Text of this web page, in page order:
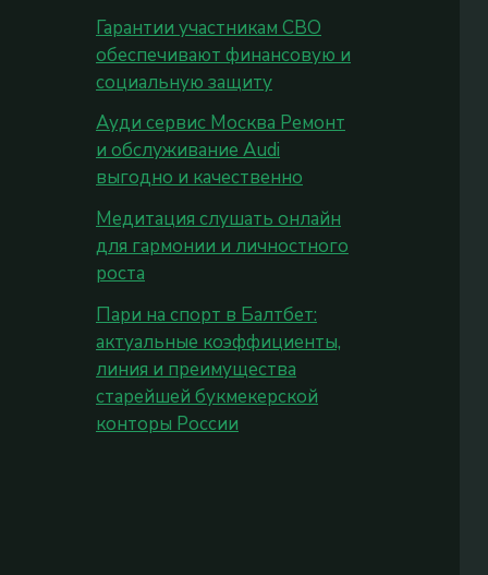
Гарантии участникам СВО
обеспечивают финансовую и
социальную защиту
Ауди сервис Москва Ремонт
и обслуживание Audi
выгодно и качественно
Медитация слушать онлайн
для гармонии и личностного
роста
Пари на спорт в Балтбет:
актуальные коэффициенты,
линия и преимущества
старейшей букмекерской
конторы России